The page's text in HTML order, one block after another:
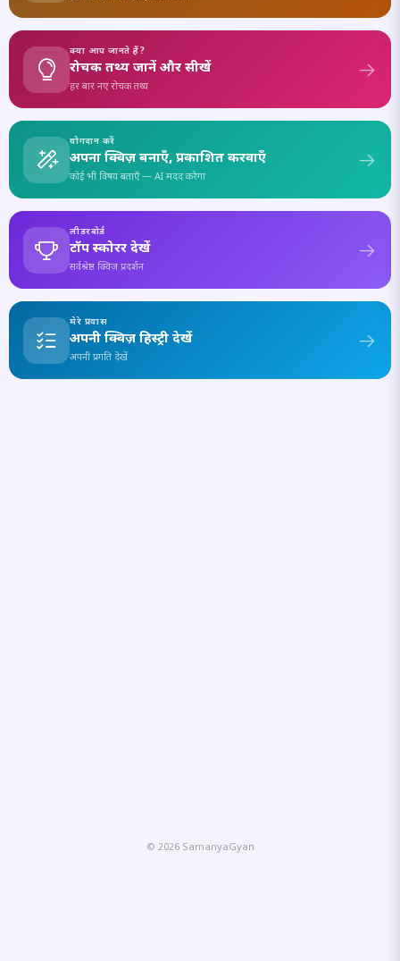
क्या आप जानते हैं?
रोचक तथ्य जानें और सीखें
हर बार नए रोचक तथ्य
योगदान करें
अपना क्विज़ बनाएँ, प्रकाशित करवाएँ
कोई भी विषय बताएँ — AI मदद करेगा
लीडरबोर्ड
टॉप स्कोरर देखें
सर्वश्रेष्ठ क्विज़ प्रदर्शन
मेरे प्रयास
अपनी क्विज़ हिस्ट्री देखें
अपनी प्रगति देखें
© 2026 SamanyaGyan